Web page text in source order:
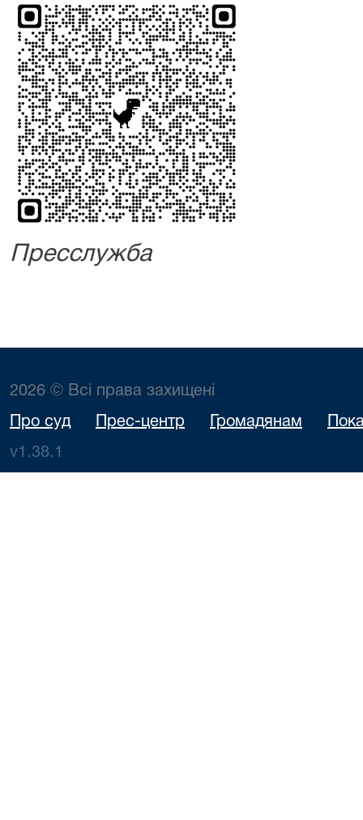
Пресслужба
2026 © Всі права захищені
Про суд Прес-центр Громадянам
v1.38.1